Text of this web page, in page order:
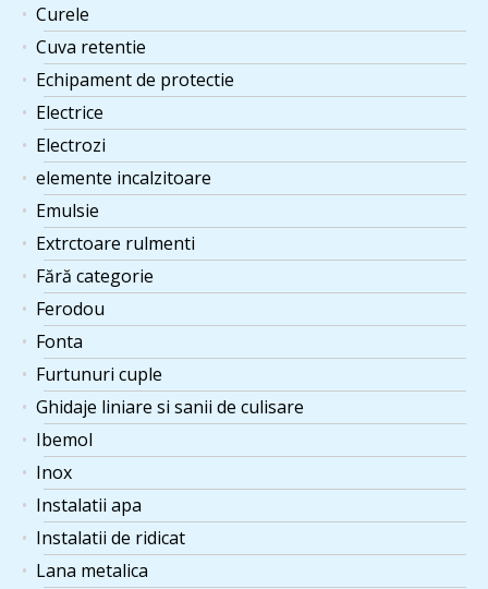
Curele
Cuva retentie
Echipament de protectie
Electrice
Electrozi
elemente incalzitoare
Emulsie
Extrctoare rulmenti
Fără categorie
Ferodou
Fonta
Furtunuri cuple
Ghidaje liniare si sanii de culisare
Ibemol
Inox
Instalatii apa
Instalatii de ridicat
Lana metalica